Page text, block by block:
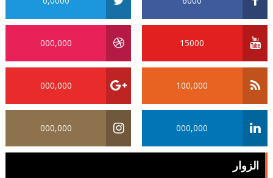
15000
000,000
100,000
000,000
000,000
000,000
الزوار